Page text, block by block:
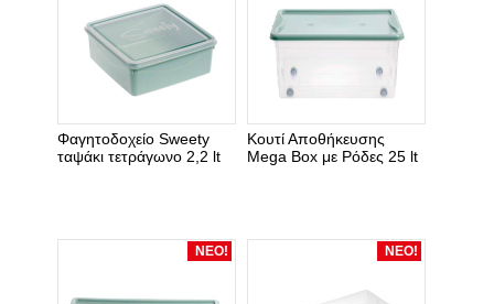
Φαγητοδοχείο Sweety
ταψάκι τετράγωνο 2,2 lt
Κουτί Αποθήκευσης
Mega Box με Ρόδες 25 lt
ΝΕΟ! ΝΕΟ!